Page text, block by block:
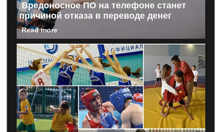
Вредоносное ПО на телефоне станет
причиной отказа в переводе денег
Read more